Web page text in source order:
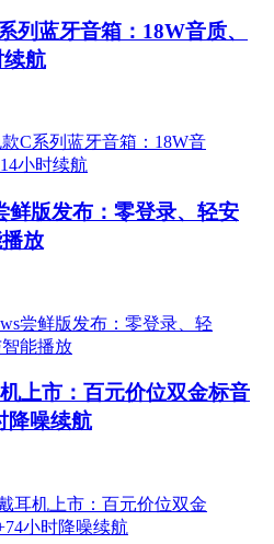
列蓝牙音箱：18W音质、
续航
鲜版发布：零登录、轻安
放
上市：百元价位双金标音
降噪续航